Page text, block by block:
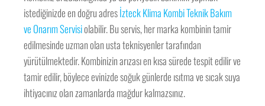
istediğinizde en doğru adresİzteck Klima Kombi Teknik Bakım
ve Onarım Servisiolabilir. Bu servis, her marka kombinin tamir
edilmesinde uzman olan usta teknisyenler tarafından
yürütülmektedir. Kombinizin arızası en kısa sürede tespit edilir ve
tamir edilir, böylece evinizde soğuk günlerde ısıtma ve sıcak suya
ihtiyacınız olan zamanlarda mağdur kalmazsınız.